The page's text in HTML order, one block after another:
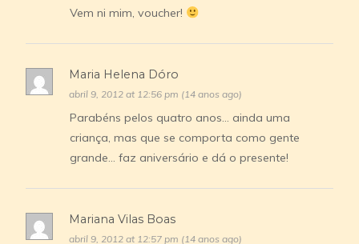
Vem ni mim, voucher!
Maria Helena Dóro
abril 9, 2012 at 12:56 pm (14 anos ago)
Parabéns pelos quatro anos… ainda uma
criança, mas que se comporta como gente
grande… faz aniversário e dá o presente!
Mariana Vilas Boas
abril 9, 2012 at 12:57 pm (14 anos ago)